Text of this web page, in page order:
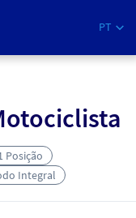
PT
Posição
Integral